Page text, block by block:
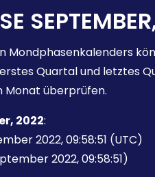
Mondphasenkalenders
Quartal und letztes
Monat überprüfen.
2022:
2022, 09:58:51 (UTC)
2022, 09:58:51)